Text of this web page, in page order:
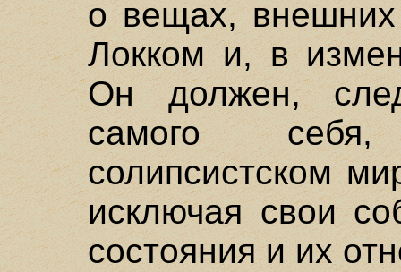
о вещах,
Локком и, в
Он должен,
самого
солипсистском
исключая свои
состояния и их